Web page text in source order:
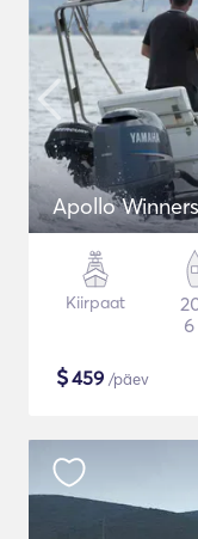
Apollo
Kiirpaat
$459 /päev